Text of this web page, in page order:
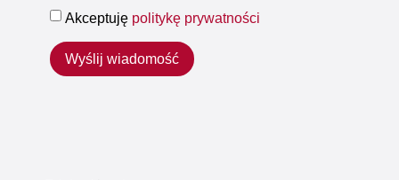
Akceptuję politykę prywatności
Wyślij wiadomość